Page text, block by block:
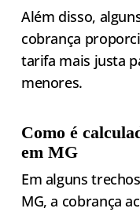
Além disso,
cobrança
tarifa mais justa
menores.
Como é
em MG
Em alguns
MG, a cobrança